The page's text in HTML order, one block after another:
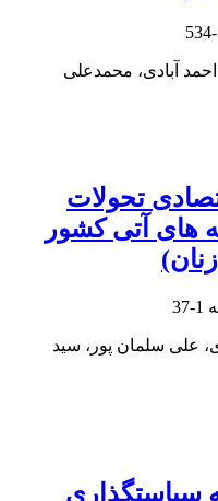
آبادی، محمدعلی
تحولات
های آتی کشور
1-37
علی سلمان پور، سید
سیاستگذاری